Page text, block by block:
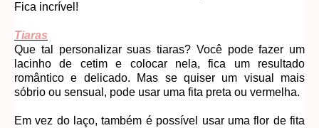
Fica incrível!
Tiaras
Que tal personalizar suas tiaras? Você pode fazer um
lacinho de cetim e colocar nela, fica um resultado
romântico e delicado. Mas se quiser um visual mais
sóbrio ou sensual, pode usar uma fita preta ou vermelha.
Em vez do laço, também é possível usar uma flor de fita